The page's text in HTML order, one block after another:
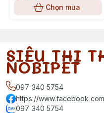
Chọn mua
SIÊU THỊ
NOBIPET
097 340 5754
https://
097 340 5754